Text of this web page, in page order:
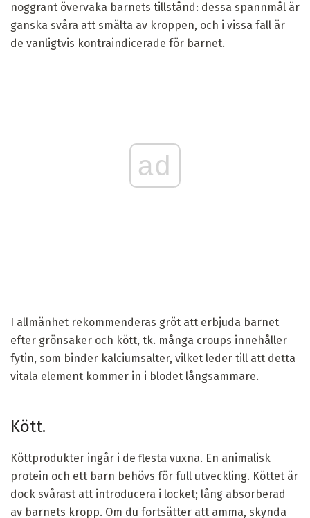
noggrant övervaka barnets tillstånd: dessa spannmål är
ganska svåra att smälta av kroppen, och i vissa fall är
de vanligtvis kontraindicerade för barnet.
ad
I allmänhet rekommenderas gröt att erbjuda barnet
efter grönsaker och kött, tk. många croups innehåller
fytin, som binder kalciumsalter, vilket leder till att detta
vitala element kommer in i blodet långsammare.
Kött.
Köttprodukter ingår i de flesta vuxna. En animalisk
protein och ett barn behövs för full utveckling. Köttet är
dock svårast att introducera i locket; lång absorberad
av barnets kropp. Om du fortsätter att amma, skynda